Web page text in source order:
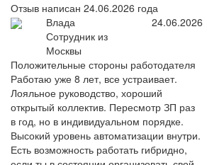
Отзыв написан 24.06.2026 года
Влада
Сотрудник из
Москвы
24.06.2026
Положительные стороны работодателя
Работаю уже 8 лет, все устраивает.
Лояльное руководство, хороший
открытый коллектив. Пересмотр ЗП раз
в год, но в индивидуальном порядке.
Высокий уровень автоматизации внутри.
Есть возможность работать гибридно,